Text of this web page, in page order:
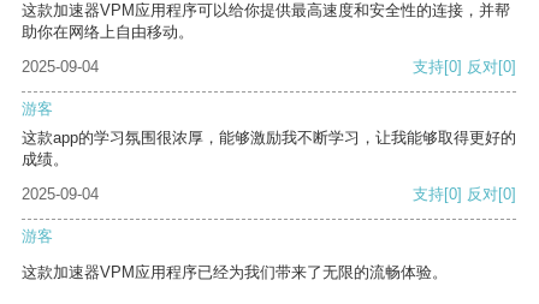
这款加速器VPM应用程序可以给你提供最高速度和安全性的连接，并帮
助你在网络上自由移动。
2025-09-04
支持[0] 反对[0]
游客
这款app的学习氛围很浓厚，能够激励我不断学习，让我能够取得更好的
成绩。
2025-09-04
支持[0] 反对[0]
游客
这款加速器VPM应用程序已经为我们带来了无限的流畅体验。